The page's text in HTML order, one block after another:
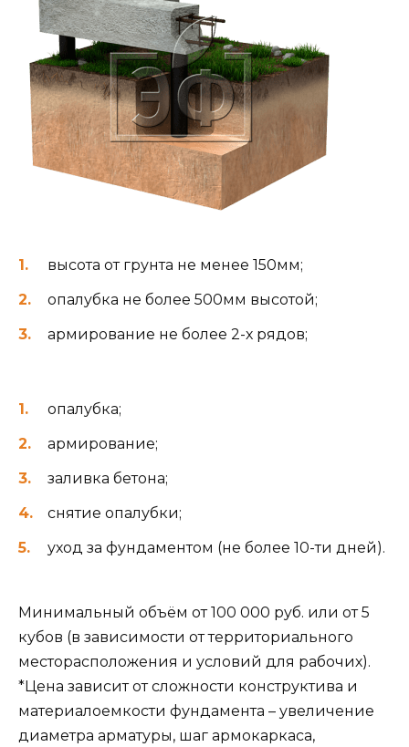
высота от грунта не менее 150мм;
опалубка не более 500мм высотой;
армирование не более 2-х рядов;
опалубка;
армирование;
заливка бетона;
снятие опалубки;
уход за фундаментом (не более 10-ти дней).
Минимальный объём от 100 000 руб. или от 5
кубов (в зависимости от территориального
месторасположения и условий для рабочих).
*Цена зависит от сложности конструктива и
материалоемкости фундамента – увеличение
диаметра арматуры, шаг армокаркаса,